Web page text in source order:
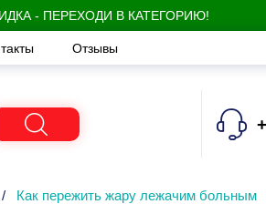
- ПЕРЕХОДИ В КАТЕГОРИЮ!
Отзывы
/ Как пережить жару лежачим больным